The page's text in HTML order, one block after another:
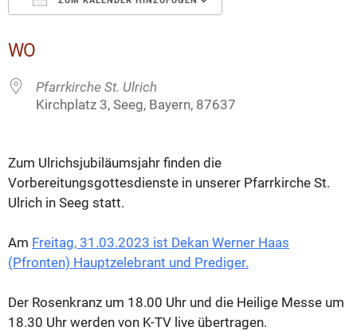
WO
Pfarrkirche St. Ulrich
Kirchplatz 3, Seeg, Bayern, 87637
Zum Ulrichsjubiläumsjahr finden die
Vorbereitungsgottesdienste in unserer Pfarrkirche St.
Ulrich in Seeg statt.
Am Freitag, 31.03.2023 ist Dekan Werner Haas
(Pfronten) Hauptzelebrant und Prediger.
Der Rosenkranz um 18.00 Uhr und die Heilige Messe um
18.30 Uhr werden von K-TV live übertragen.